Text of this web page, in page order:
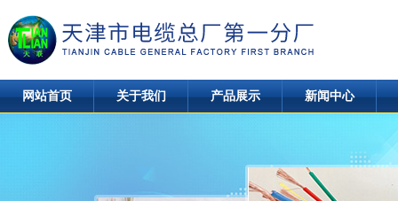
网站首页 关于我们 产品展示 新闻中心